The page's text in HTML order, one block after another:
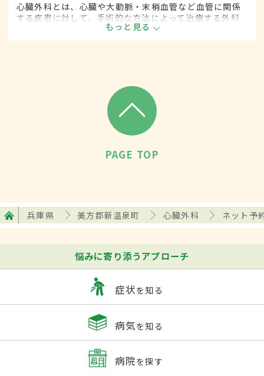
心臓外科とは、心臓や大動脈・末梢血管など血管に関係
する疾患に対して、手術的な方法によって治療する外科
もっと見る
PAGE TOP
兵庫県 美方郡新温泉町 心臓外科 ネット予
悩みに寄り添うアプローチ
症状を知る
病気を知る
病院を探す